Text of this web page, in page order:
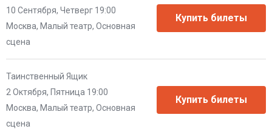
10 Сентября, Четверг 19:00
Москва, Малый театр, Основная
сцена
Таинственный Ящик
2 Октября, Пятница 19:00
Москва, Малый театр, Основная
сцена